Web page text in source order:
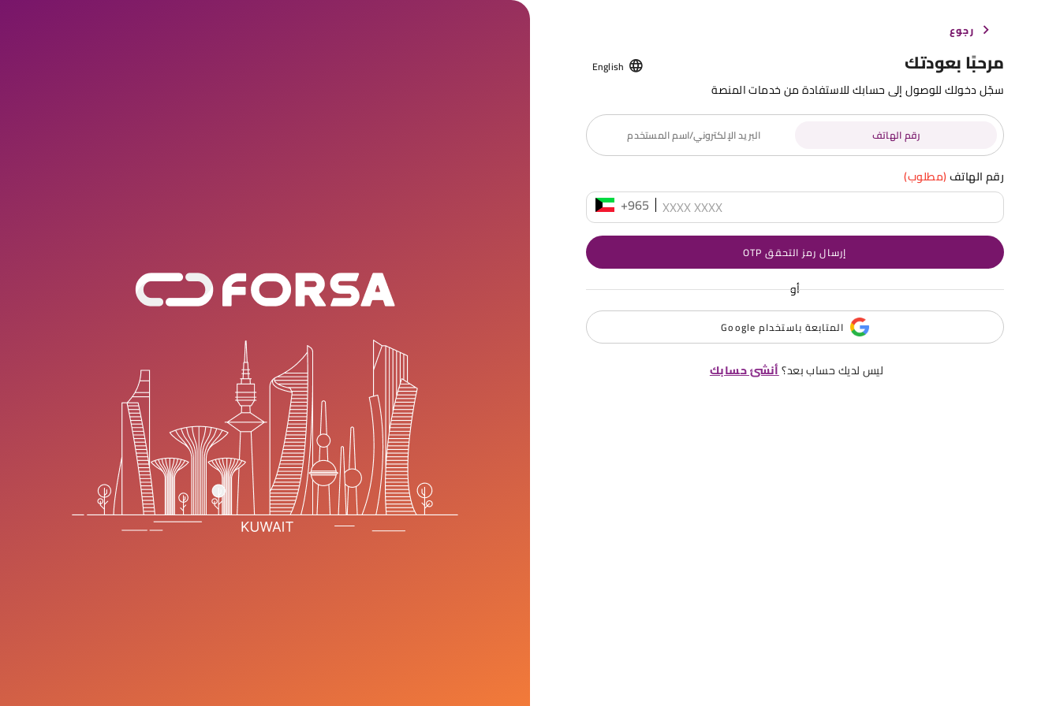
رجوع
مرحبًا بعودتك English
سجّل دخولك للوصول إلى حسابك للاستفادة من خدمات المنصة
رقم الهاتف البريد الإلكتروني/اسم المستخدم
رقم الهاتف(مطلوب)
+965
إرسال رمز التحقق OTP
أو
المتابعة باستخدام Google
ليس لديك حساب بعد؟أنشئ حسابك